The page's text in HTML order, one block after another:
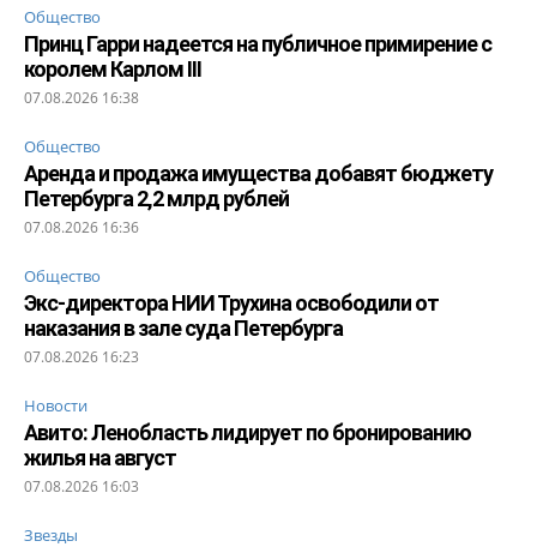
Общество
Принц Гарри надеется на публичное примирение с
королем Карлом III
07.08.2026 16:38
Общество
Аренда и продажа имущества добавят бюджету
Петербурга 2,2 млрд рублей
07.08.2026 16:36
Общество
Экс-директора НИИ Трухина освободили от
наказания в зале суда Петербурга
07.08.2026 16:23
Новости
Авито: Ленобласть лидирует по бронированию
жилья на август
07.08.2026 16:03
Звезды